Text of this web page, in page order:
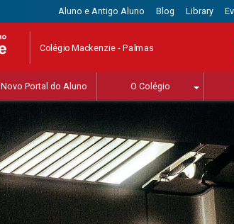
Aluno e Antigo Aluno Blog Library
Colégio Mackenzie - Palmas
Novo Portal do Aluno O Colégio